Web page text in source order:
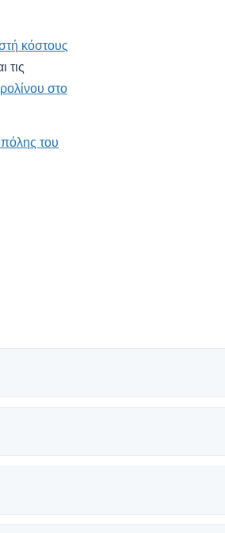
κόστους
τις
στο
πόλης του